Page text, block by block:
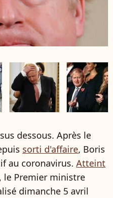
dessous. Après le
sorti d'affaire, Boris
au coronavirus. Atteint
le Premier ministre
dimanche 5 avril